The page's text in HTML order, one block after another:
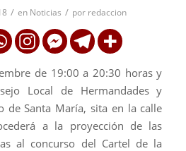
/ en Noticias / por redaccion
de 19:00 a 20:30 horas y
Local de Hermandades y
de Santa María, sita en la calle
a la proyección de las
al concurso del Cartel de la